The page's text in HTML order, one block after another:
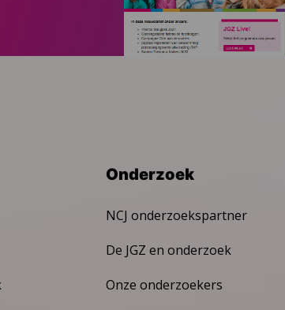
Onderzoek
NCJ onderzoekspartner
De JGZ en onderzoek
Onze onderzoekers